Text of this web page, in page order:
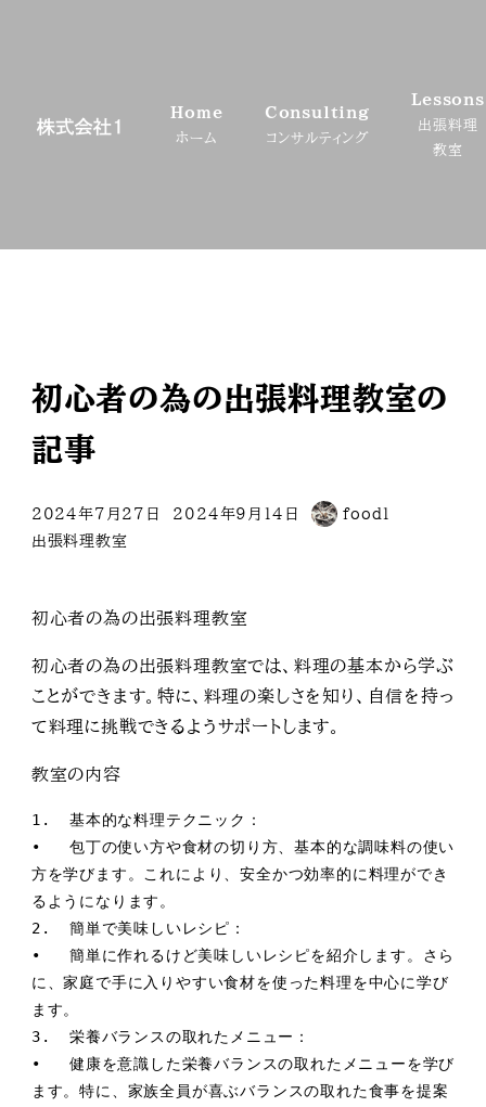
Home
ホーム
Consulting
コンサルティング
Lessons
出張料理
教室
初心者の為の出張料理教室の
記事
2024年7月27日 2024年9月14日
著
food1
カテゴリー
出張料理教室
初心者の為の出張料理教室
初心者の為の出張料理教室では、料理の基本から学ぶ
ことができます。特に、料理の楽しさを知り、自信を持っ
て料理に挑戦できるようサポートします。
教室の内容
1.  基本的な料理テクニック：
•   包丁の使い方や食材の切り方、基本的な調味料の使い
方を学びます。これにより、安全かつ効率的に料理ができ
るようになります。
2.  簡単で美味しいレシピ：
•   簡単に作れるけど美味しいレシピを紹介します。さら
に、家庭で手に入りやすい食材を使った料理を中心に学び
ます。
3.  栄養バランスの取れたメニュー：
•   健康を意識した栄養バランスの取れたメニューを学び
ます。特に、家族全員が喜ぶバランスの取れた食事を提案